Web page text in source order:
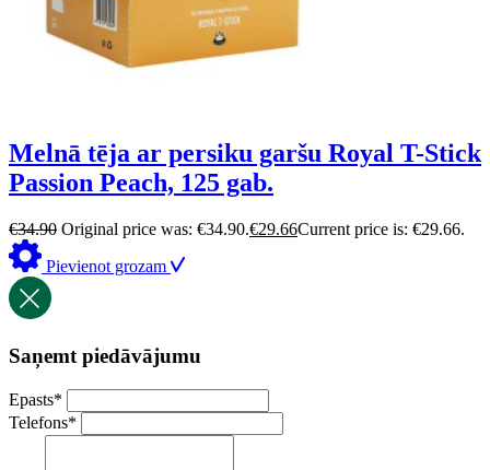
Melnā tēja ar persiku garšu Royal T-Stick
Passion Peach, 125 gab.
€34.90 Original price was: €34.90.€29.66Current price is: €29.66.
Pievienot grozam
Saņemt piedāvājumu
Epasts*
Telefons*